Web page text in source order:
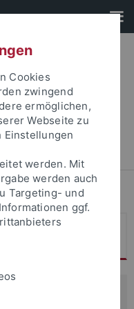
Historische
des Instituts
Cookies
zwingend
ermöglichen,
Webseite zu
werden. Mit
werden auch
Targeting- und
ggf.